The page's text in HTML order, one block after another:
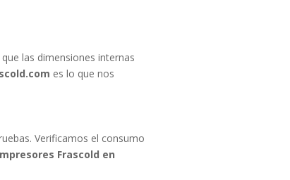
las dimensiones internas
es lo que nos
Verificamos el consumo
Frascold en